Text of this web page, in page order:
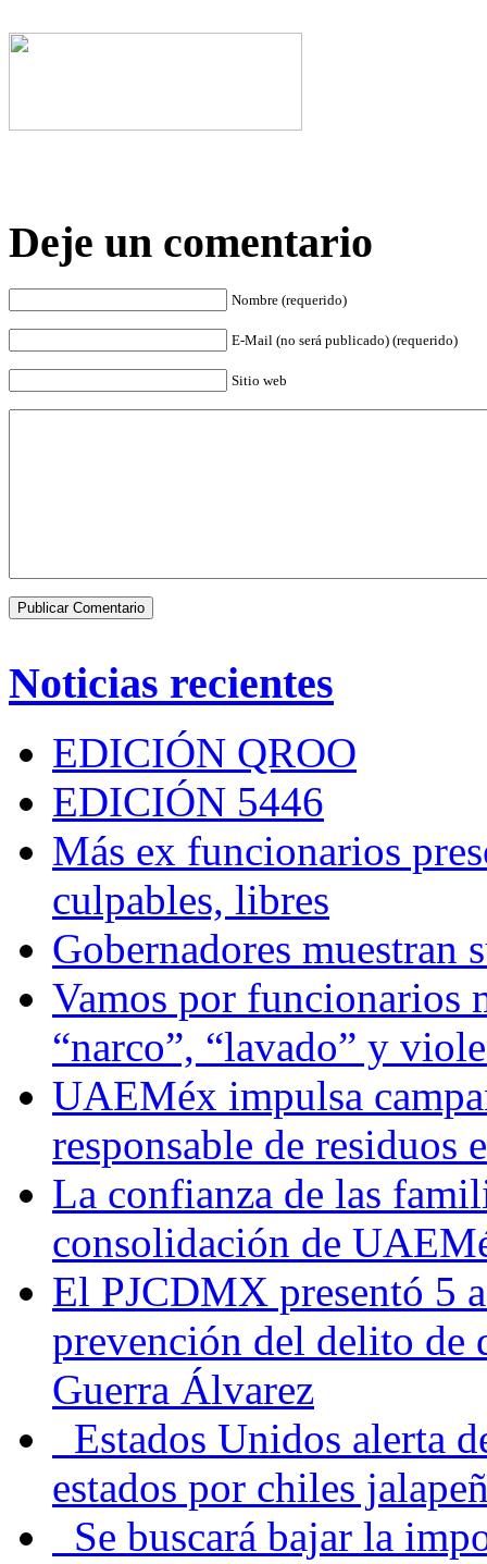
Deje un comentario
Nombre (requerido)
E-Mail (no será publicado) (requerido)
Sitio web
Noticias recientes
EDICIÓN QROO
EDICIÓN 5446
Más ex funcionarios
culpables, libres
Gobernadores muestran
Vamos por funcionarios
“narco”, “lavado” y
UAEMéx impulsa
responsable de residuos
La confianza de las
consolidación de
El PJCDMX presentó 5
prevención del delito de
Guerra Álvarez
Estados Unidos alerta
estados por chiles
Se buscará bajar la